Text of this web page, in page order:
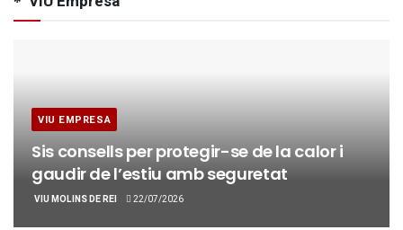
VIU EMPRESA
Sis consells per protegir-se de la calor i
gaudir de l’estiu amb seguretat
VIU MOLINS DE REI 22/07/2026